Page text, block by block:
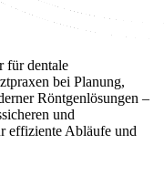
für dentale
bei Planung,
Röntgenlösungen –
und
effiziente Abläufe und